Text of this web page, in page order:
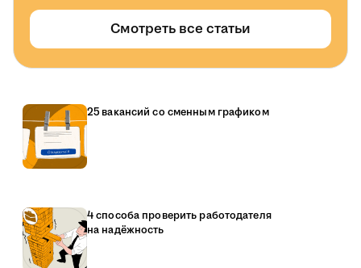
Смотреть все статьи
25 вакансий со сменным графиком
4 способа проверить работодателя
на надёжность